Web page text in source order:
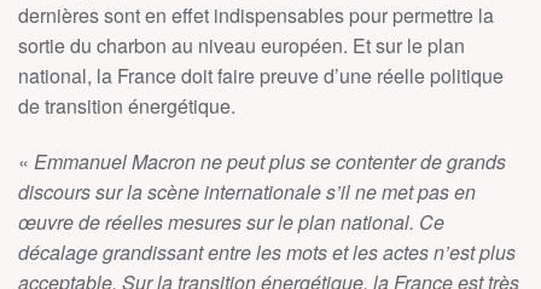
dernières sont en effet indispensables pour permettre la
sortie du charbon au niveau européen. Et sur le plan
national, la France doit faire preuve d’une réelle politique
de transition énergétique.
« Emmanuel Macron ne peut plus se contenter de grands
discours sur la scène internationale s’il ne met pas en
œuvre de réelles mesures sur le plan national. Ce
décalage grandissant entre les mots et les actes n’est plus
acceptable. Sur la transition énergétique, la France est très